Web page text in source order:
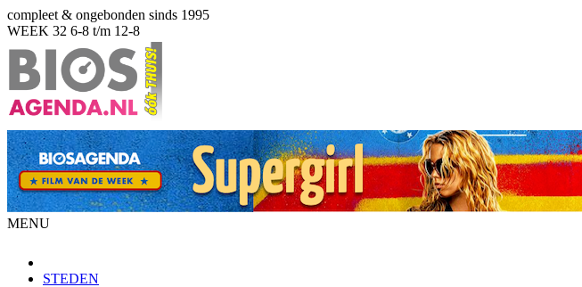
compleet & ongebonden sinds 1995
WEEK 32 6-8 t/m 12-8
MENU
STEDEN